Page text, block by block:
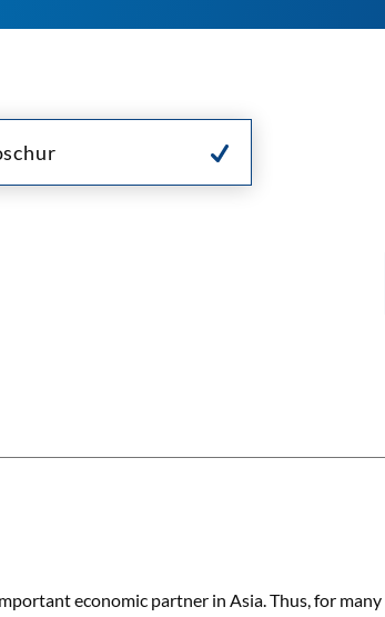
economic partner in Asia. Thus, for